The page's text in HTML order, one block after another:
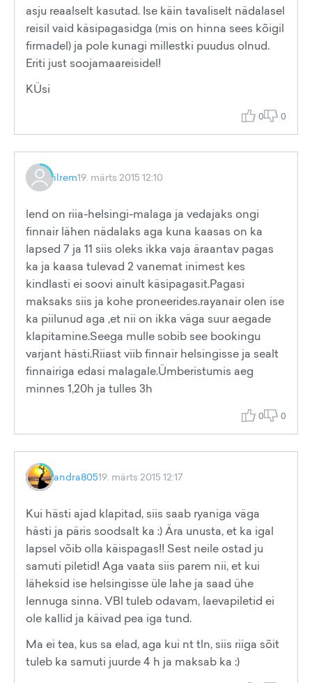
asju reaalselt kasutad. Ise käin tavaliselt nädalasel
reisil vaid käsipagasidga (mis on hinna sees kõigil
firmadel) ja pole kunagi millestki puudus olnud.
Eriti just soojamaareisidel!
KÜsi
0 0
ilrem19. märts 2015 12:10
lend on riia-helsingi-malaga ja vedajaks ongi
finnair lähen nädalaks aga kuna kaasas on ka
lapsed 7 ja 11 siis oleks ikka vaja äraantav pagas
ka ja kaasa tulevad 2 vanemat inimest kes
kindlasti ei soovi ainult käsipagasit.Pagasi
maksaks siis ja kohe proneerides.rayanair olen ise
ka piilunud aga ,et nii on ikka väga suur aegade
klapitamine.Seega mulle sobib see bookingu
varjant hästi.Riiast viib finnair helsingisse ja sealt
finnairiga edasi malagale.Ümberistumis aeg
minnes 1,20h ja tulles 3h
0 0
andra80519. märts 2015 12:17
Kui hästi ajad klapitad, siis saab ryaniga väga
hästi ja päris soodsalt ka :) Ära unusta, et ka igal
lapsel võib olla käispagas!! Sest neile ostad ju
samuti piletid! Aga vaata siis parem nii, et kui
läheksid ise helsingisse üle lahe ja saad ühe
lennuga sinna. VBl tuleb odavam, laevapiletid ei
ole kallid ja käivad pea iga tund.
Ma ei tea, kus sa elad, aga kui nt tln, siis riiga sõit
tuleb ka samuti juurde 4 h ja maksab ka :)